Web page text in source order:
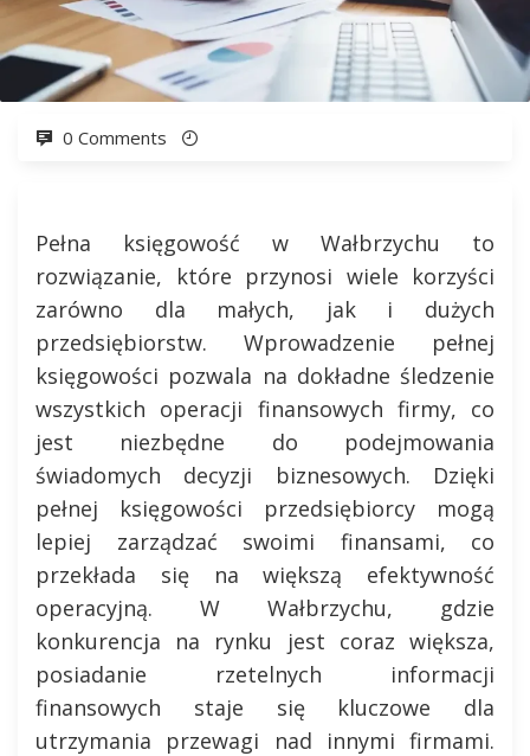
0 Comments
Pełna księgowość w Wałbrzychu to
rozwiązanie, które przynosi wiele korzyści
zarówno dla małych, jak i dużych
przedsiębiorstw. Wprowadzenie pełnej
księgowości pozwala na dokładne śledzenie
wszystkich operacji finansowych firmy, co
jest niezbędne do podejmowania
świadomych decyzji biznesowych. Dzięki
pełnej księgowości przedsiębiorcy mogą
lepiej zarządzać swoimi finansami, co
przekłada się na większą efektywność
operacyjną. W Wałbrzychu, gdzie
konkurencja na rynku jest coraz większa,
posiadanie rzetelnych informacji
finansowych staje się kluczowe dla
utrzymania przewagi nad innymi firmami.